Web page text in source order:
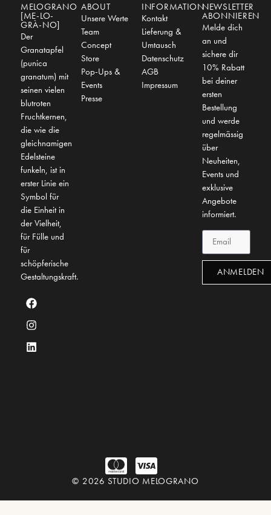
MELOGRANO
[ME-LO-
GRÀ-NO]
Der
Granatapfel
(punica
granatum) mit
seinen vielen
blutroten
Fruchtkernen,
die wie die
gleichnamigen
Edelsteine
funkeln, ist in
erster Linie ein
Symbol für
die Einheit in
der Vielheit,
für Fülle und
für
schöpferische
Gestaltungskraft.
ABOUT
Unsere Werte
Team
Concept
Store
Pop-Ups &
Events
Presse
INFORMATION
Kontakt
Lieferung &
Umtausch
Datenschutz
AGB
Impressum
NEWSLETTER
ABONNIEREN
Melde dich
an und
sichere dir
10% Rabatt
bei deiner
ersten
Bestellung
und werde
regelmässig
über
Neuheiten,
Events und
exklusive
Angebote
informiert.
ANMELDEN
© 2026 STUDIO MELOGRANO